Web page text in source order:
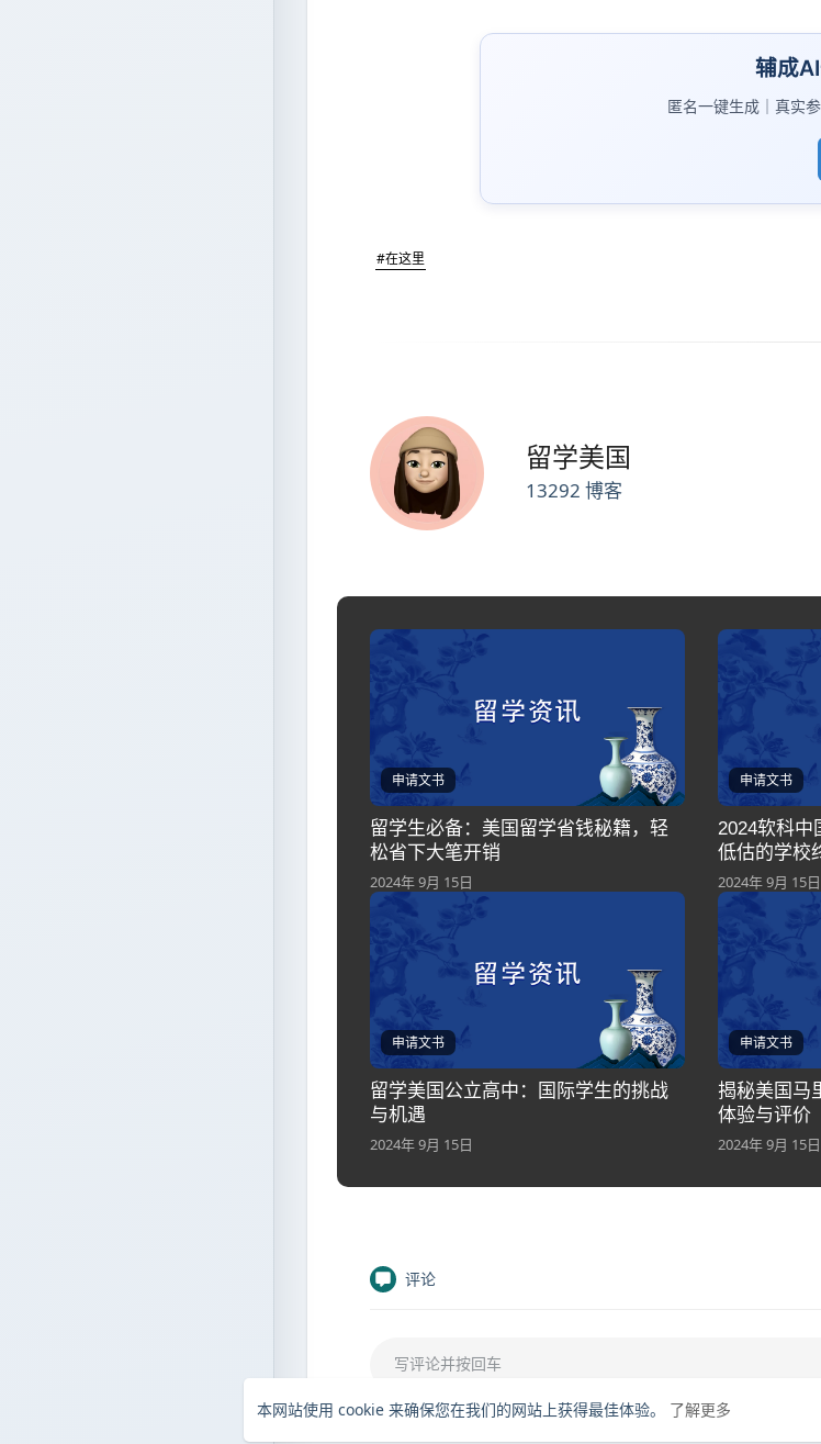
本网站使用 cookie 来确保您在我们的网站上获得最佳体验。 了解更多
辅成
匿名一键生成｜真实
#在这里
留学美国
13292 博客
申请文书
留学生必备：美国留学省钱秘籍，轻
松省下大笔开销
2024年 9月 15日
申请文书
2024软科中
低估的学校
2024年 9月 15日
申请文书
留学美国公立高中：国际学生的挑战
与机遇
2024年 9月 15日
申请文书
揭秘美国马
体验与评价
2024年 9月 15日
评论